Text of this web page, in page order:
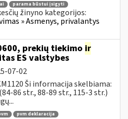
parama būstui įsigyti
žinyno kategorijos:
» Asmenys, privalantys
prekių tiekimo ir
ES valstybes
07-02
Ši informacija skelbiama:
86 str., 88-89 str., 115-3 str.)
pvm deklaracija